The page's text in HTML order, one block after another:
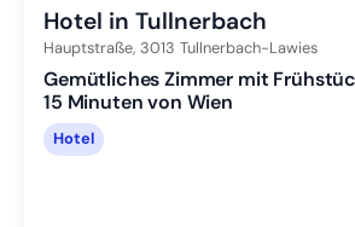
Hotel in Tullnerbach
Hauptstraße, 3013 Tullnerbach-Lawies
Gemütliches Zimmer mit
15 Minuten von Wien
Hotel